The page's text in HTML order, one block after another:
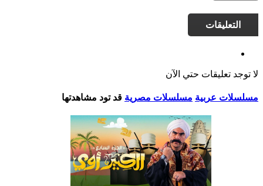
التعليقات
لا توجد تعليقات حتي الآن
مسلسلات عربية مسلسلات مصرية قد تود مشاهدتها